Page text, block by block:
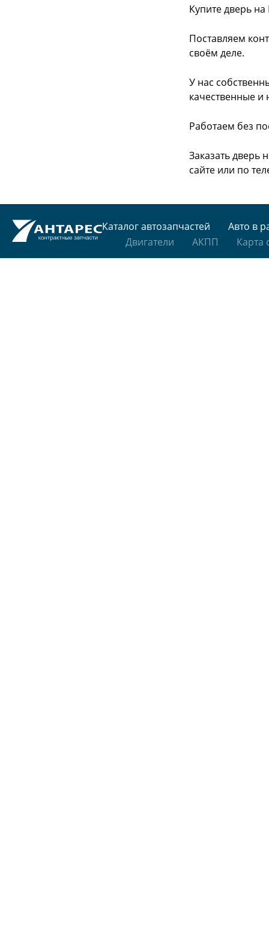
Купите дверь
Поставляем
своём деле.
У нас
качественные и
Работаем без
Заказать дверь
сайте или по
Каталог автозапчастей
Авто в
Двигатели
АКПП Карта